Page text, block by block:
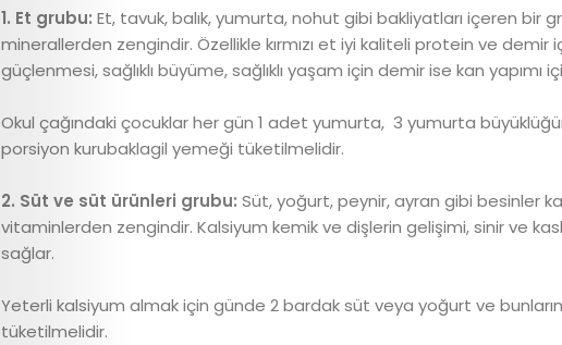
ve
Yemek
Tarifleri
Röportajlar
Cici
Astroloji
1. Et grubu: Et, tavuk, balık, yumurta, nohut gibi bakliyatları içeren bir
minerallerden zengindir. Özellikle kırmızı et iyi kaliteli protein ve demir
güçlenmesi, sağlıklı büyüme, sağlıklı yaşam için demir ise kan yapımı
Okul çağındaki çocuklar her gün 1 adet yumurta, 3 yumurta
porsiyon kurubaklagil yemeği tüketilmelidir.
2. Süt ve süt ürünleri grubu: Süt, yoğurt, peynir, ayran gibi besinler
vitaminlerden zengindir. Kalsiyum kemik ve dişlerin gelişimi, sinir ve
sağlar.
Yeterli kalsiyum almak için günde 2 bardak süt veya yoğurt ve
tüketilmelidir.